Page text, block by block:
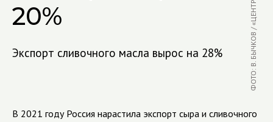
20%
Экспорт сливочного масла вырос на 28%
В 2021 году Россия нарастила экспорт сыра и сливочного